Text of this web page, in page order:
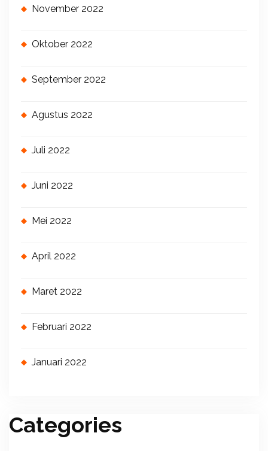
November 2022
Oktober 2022
September 2022
Agustus 2022
Juli 2022
Juni 2022
Mei 2022
April 2022
Maret 2022
Februari 2022
Januari 2022
Categories